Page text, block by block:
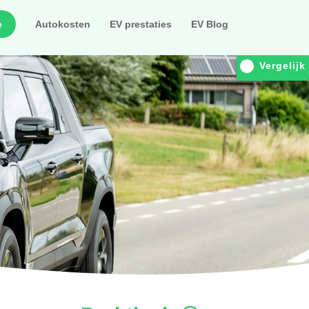
Autokosten EV prestaties EV Blog
Vergelijk